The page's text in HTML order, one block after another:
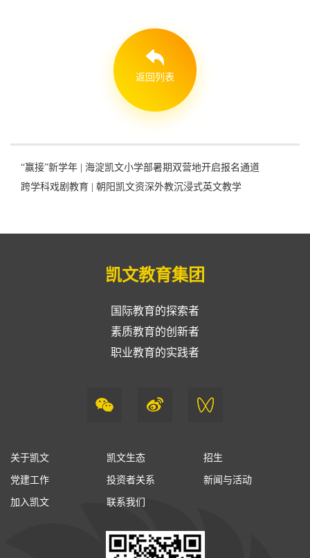
返回列表
“赢接”新学年 | 海淀凯文小学部暑期双营地开启报名通道
跨学科戏剧教育 | 朝阳凯文资深外教沉浸式英文教学
凯文教育集团
国际教育的探索者
素质教育的创新者
职业教育的实践者
关于凯文 凯文生态 招生
党建工作 投资者关系 新闻与活动
加入凯文 联系我们